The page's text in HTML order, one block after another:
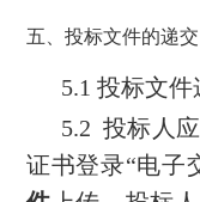
五、投标文件的递交
5.1 投标文
5.2 投标人
证书登录“电子